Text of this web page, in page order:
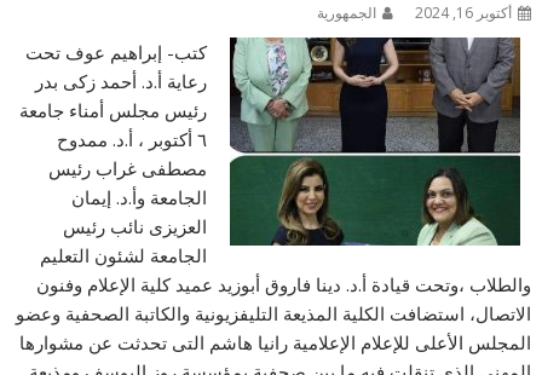
أكتوبر 16, 2024 الجمهورية
كتب- إبراهيم عوف تحت
رعاية أ.د. أحمد زكى بدر
رئيس مجلس أمناء جامعة
٦ أكتوبر ، أ.د. ممدوح
مصطفى غراب رئيس
الجامعة وأ.د. إيمان
العزيزى نائب رئيس
الجامعة لشئون التعليم
والطلاب ،وتحت قيادة أ.د. دينا فاروق أبوزيد عميد كلية الإعلام وفنون
الاتصال، استضافت الكلية المذيعة التليفزيونية والكاتبة الصحفية وعضو
المجلس الأعلى للإعلام الإعلامية رانيا هاشم التى تحدثت عن مشوارها